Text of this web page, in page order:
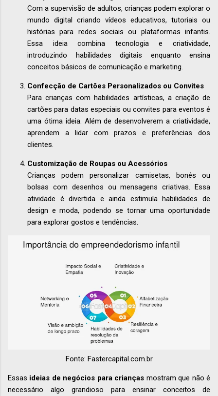
Com a supervisão de adultos, crianças podem explorar o
mundo digital criando vídeos educativos, tutoriais ou
histórias para redes sociais ou plataformas infantis.
Essa ideia combina tecnologia e criatividade,
introduzindo habilidades digitais enquanto ensina
conceitos básicos de comunicação e marketing.
Confecção de Cartões Personalizados ou Convites
Para crianças com habilidades artísticas, a criação de
cartões para datas especiais ou convites para eventos é
uma ótima ideia. Além de desenvolverem a criatividade,
aprendem a lidar com prazos e preferências dos
clientes.
Customização de Roupas ou Acessórios
Crianças podem personalizar camisetas, bonés ou
bolsas com desenhos ou mensagens criativas. Essa
atividade é divertida e ainda estimula habilidades de
design e moda, podendo se tornar uma oportunidade
para explorar gostos e tendências.
Fonte: Fastercapital.com.br
Essas ideias de negócios para crianças mostram que não é
necessário algo grandioso para ensinar conceitos de